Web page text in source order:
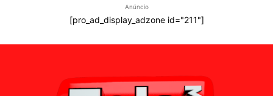
Anúncio
[pro_ad_display_adzone id="211"]